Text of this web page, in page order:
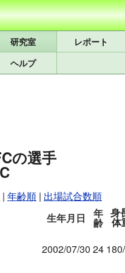
研究室
レポート
ヘルプ
の選手
| 年齢順 | 出場試合数順
生年月日 年
齢
身
体
2002/07/30 24